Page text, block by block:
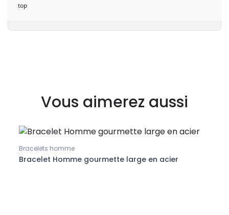
top
Vous aimerez aussi
Bracelets homme
Bracelet Homme gourmette large en acier